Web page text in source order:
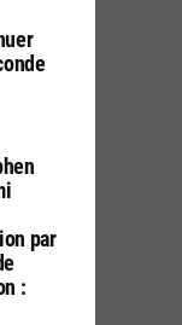
par
: